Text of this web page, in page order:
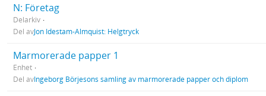
N: Företag
Delarkiv
Del avJon Idestam-Almquist: Helgtryck
Marmorerade papper 1
Enhet
Del avIngeborg Börjesons samling av marmorerade papper och diplom